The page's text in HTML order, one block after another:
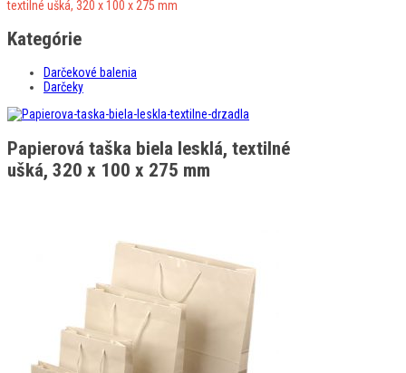
textilné ušká, 320 x 100 x 275 mm
Kategórie
Darčekové balenia
Darčeky
Papierová taška biela lesklá, textilné
ušká, 320 x 100 x 275 mm